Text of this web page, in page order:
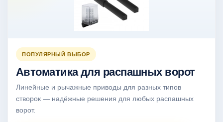
ПОПУЛЯРНЫЙ ВЫБОР
Автоматика для распашных ворот
Линейные и рычажные приводы для разных типов
створок — надёжные решения для любых распашных
ворот.